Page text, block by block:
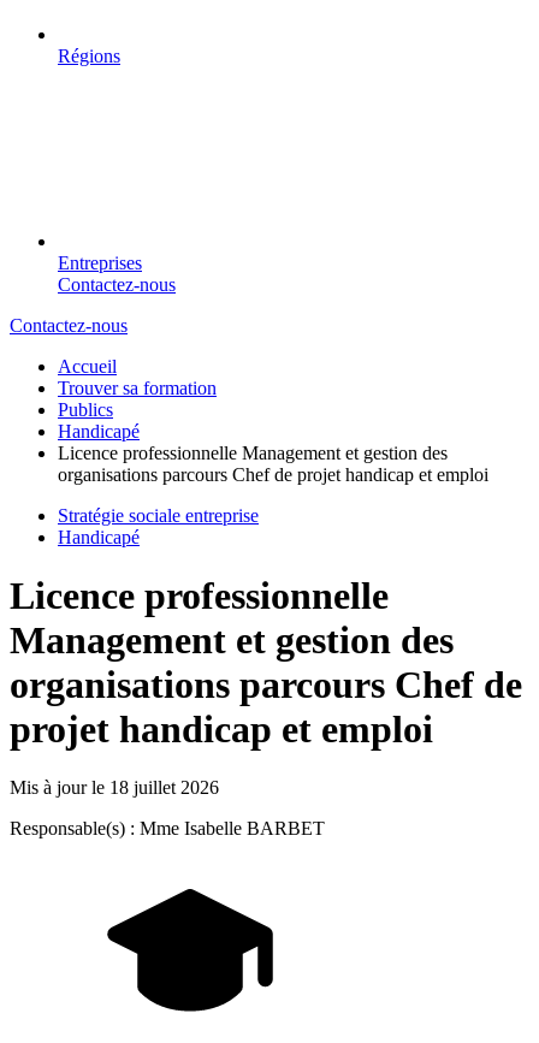
Régions
Entreprises
Contactez-nous
Contactez-nous
Accueil
Trouver sa formation
Publics
Handicapé
Licence professionnelle Management et gestion des
organisations parcours Chef de projet handicap et emploi
Stratégie sociale entreprise
Handicapé
Licence professionnelle
Management et gestion des
organisations parcours Chef de
projet handicap et emploi
Mis à jour le 18 juillet 2026
Responsable(s) : Mme Isabelle BARBET